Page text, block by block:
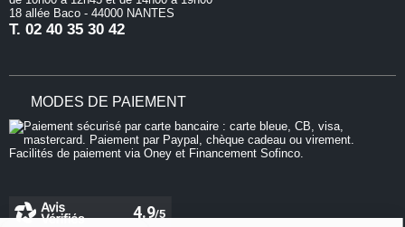
18 allée Baco - 44000 NANTES
T. 02 40 35 30 42
MODES DE PAIEMENT